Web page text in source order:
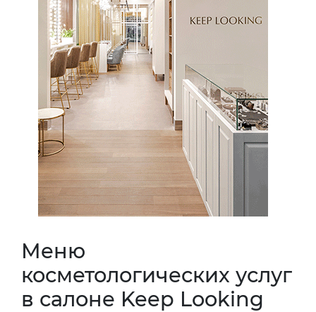
Меню
косметологических услуг
в салоне Keep Looking